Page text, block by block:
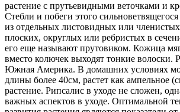
растение с прутьевидными веточками и
Стебли и побеги этого сильноветвящегося
из отдельных листовидных или
плоских, округлых или ребристых в
его еще называют прутовиком. Кожица
вместо колючек выходят тонкие волоски.
Южная Америка. В домашних условиях
длины более 40см, растет как ампельное
растение. Рипсалис в уходе не сложен,
важных аспектов в уходе. Оптимальной